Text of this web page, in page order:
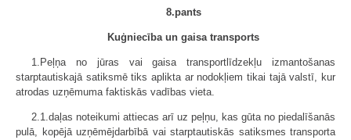
8.pants
Kuģniecība un gaisa transports
1.Peļņa no jūras vai gaisa transportlīdzekļu izmantošanas
starptautiskajā satiksmē tiks aplikta ar nodokļiem tikai tajā valstī, kur
atrodas uzņēmuma faktiskās vadības vieta.
2.1.daļas noteikumi attiecas arī uz peļņu, kas gūta no piedalīšanās
pulā, kopējā uzņēmējdarbībā vai starptautiskās satiksmes transporta